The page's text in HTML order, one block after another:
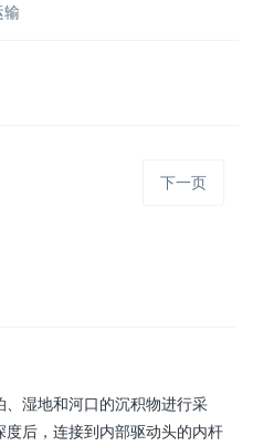
下一页
、湿地和河口的沉积物进行采
后，连接到内部驱动头的内杆